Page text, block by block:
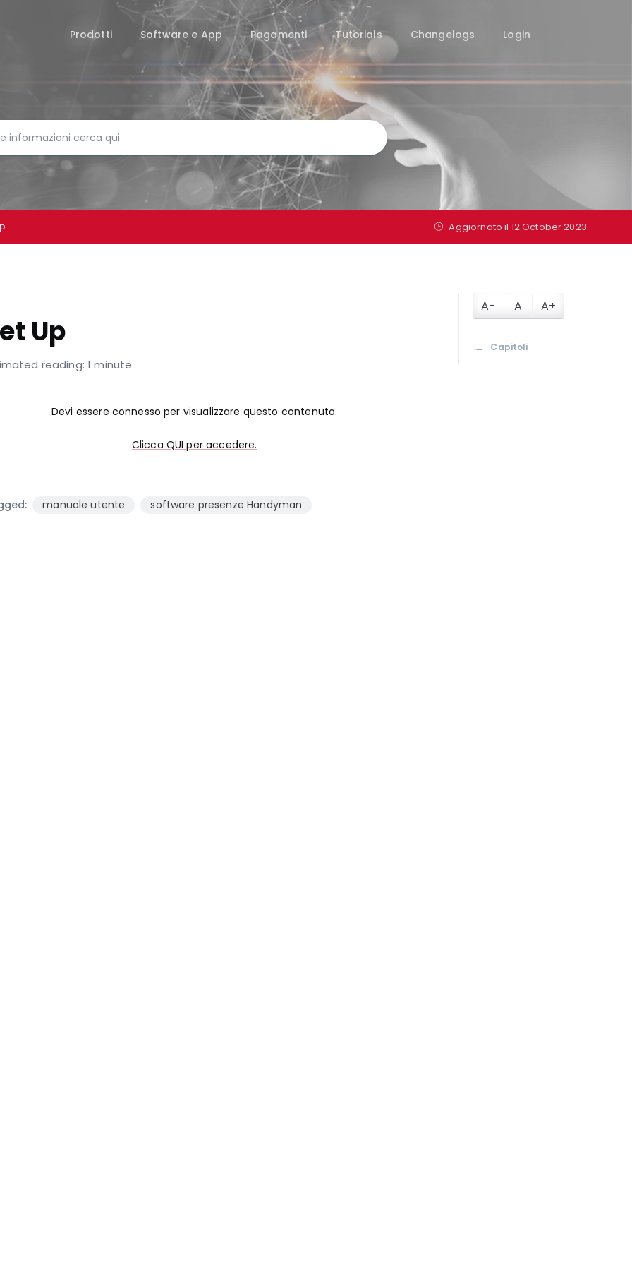
Prodotti Software e App Pagamenti Tutorials Changelogs Login
Aggiornato il 12 October 2023
Up
reading: 1 minute
Devi essere connesso per visualizzare questo contenuto.
Clicca QUI per accedere.
manuale utente software presenze Handyman
A- A A+
Capitoli